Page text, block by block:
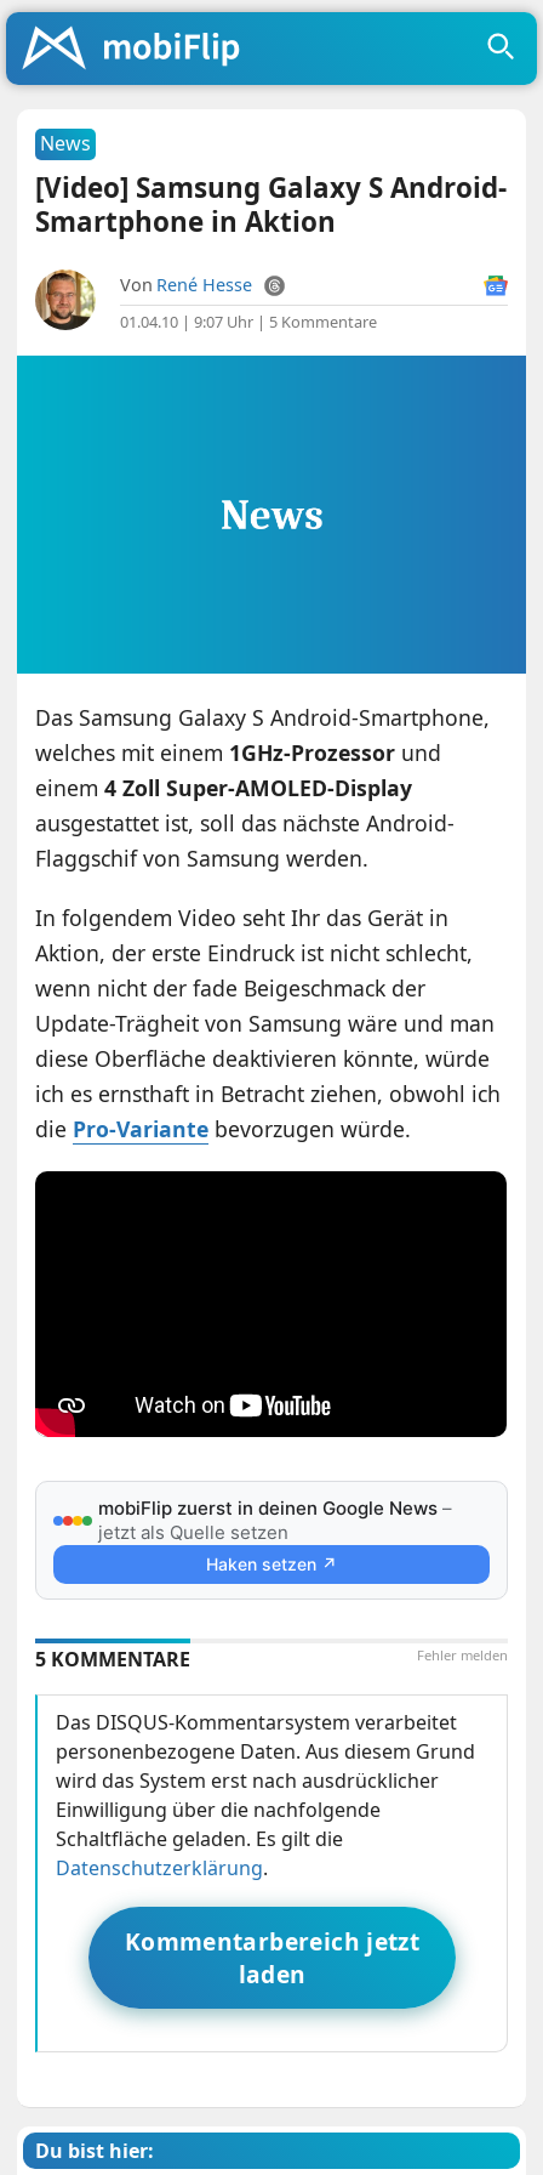
News
[Video] Samsung Galaxy S Android-
Smartphone in Aktion
Von René Hesse
01.04.10 | 9:07 Uhr | 5 Kommentare
Das Samsung Galaxy S Android-Smartphone,
welches mit einem 1GHz-Prozessor und
einem4 Zoll Super-AMOLED-Display
ausgestattet ist, soll das nächste Android-
Flaggschif von Samsung werden.
In folgendem Video seht Ihr das Gerät in
Aktion, der erste Eindruck ist nicht schlecht,
wenn nicht der fade Beigeschmack der
Update-Trägheit von Samsung wäre und man
diese Oberfläche deaktivieren könnte, würde
ich es ernsthaft in Betracht ziehen, obwohl ich
die Pro-Variante bevorzugen würde.
mobiFlip zuerst in deinen Google News –
jetzt als Quelle setzen
Haken setzen ↗
Fehler melden
5 KOMMENTARE
Das DISQUS-Kommentarsystem verarbeitet
personenbezogene Daten. Aus diesem Grund
wird das System erst nach ausdrücklicher
Einwilligung über die nachfolgende
Schaltfläche geladen. Es gilt die
Datenschutzerklärung.
Kommentarbereich jetzt
laden
Du bist hier: